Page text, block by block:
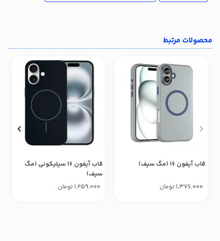
محصولات مرتبط
قاب آیفون ۱۶ (مگ سیف)
1,376,000 تومان
قاب آیفون ۱۶ سیلیکونی (مگ
سیف)
1,259,000 تومان